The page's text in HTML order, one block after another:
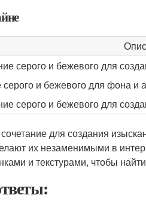
серого и бежевого для
и бежевого для фона и
серого и бежевого для
для создания
их незаменимыми в
и текстурами, чтобы